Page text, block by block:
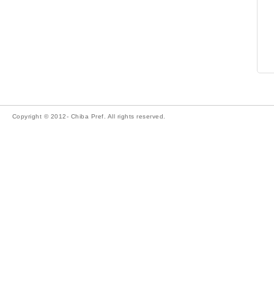
Copyright © 2012- Chiba Pref. All rights reserved.